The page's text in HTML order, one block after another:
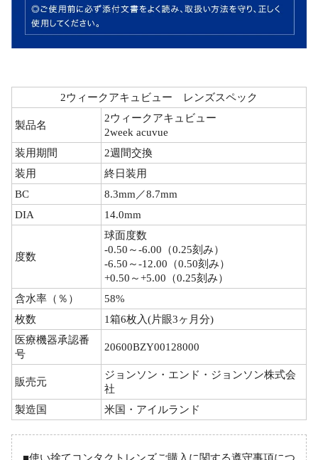
2ウィークアキュビュー レンズスペック
製品名
2ウィークアキュビュー
2week acuvue
装用期間
2週間交換
装用
終日装用
BC
8.3mm／8.7mm
DIA
14.0mm
度数
球面度数
-0.50～-6.00（0.25刻み）
-6.50～-12.00（0.50刻み）
+0.50～+5.00（0.25刻み）
含水率（％）
58%
枚数
1箱6枚入(片眼3ヶ月分)
医療機器承認番
号
20600BZY00128000
販売元
ジョンソン・エンド・ジョンソン株式会
社
製造国
米国・アイルランド
■使い捨てコンタクトレンズご購入に関する遵守事項につ